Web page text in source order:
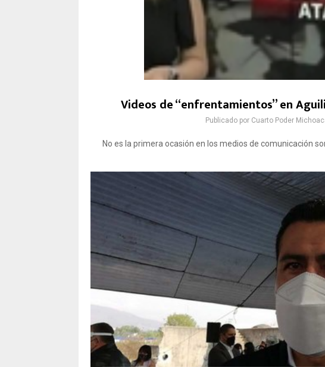
Videos de “enfrentamientos” en
Publicado por Cuarto Poder
No es la primera ocasión en los medios de comunicación